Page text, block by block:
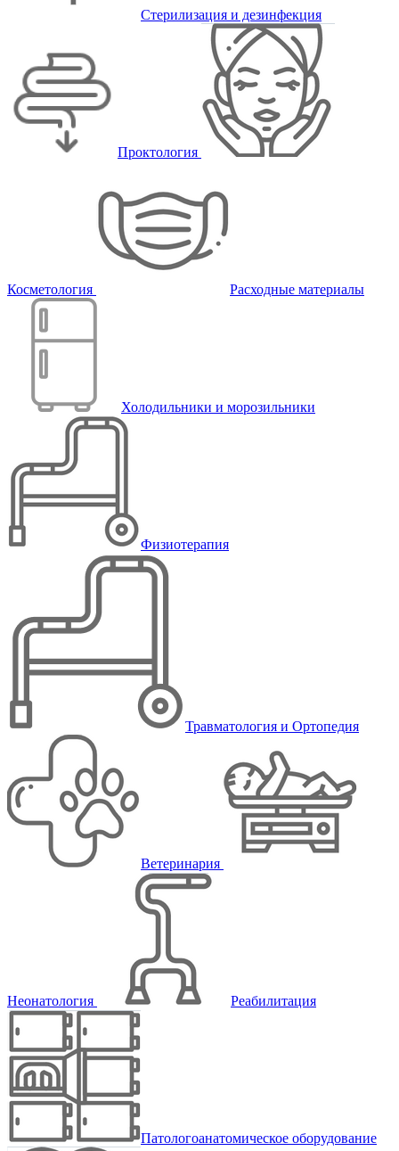
Стерилизация и дезинфекция
Проктология
Косметология Расходные материалы
Холодильники и морозильники
Физиотерапия
Травматология и Ортопедия
Ветеринария
Неонатология Реабилитация
Патологоанатомическое оборудование